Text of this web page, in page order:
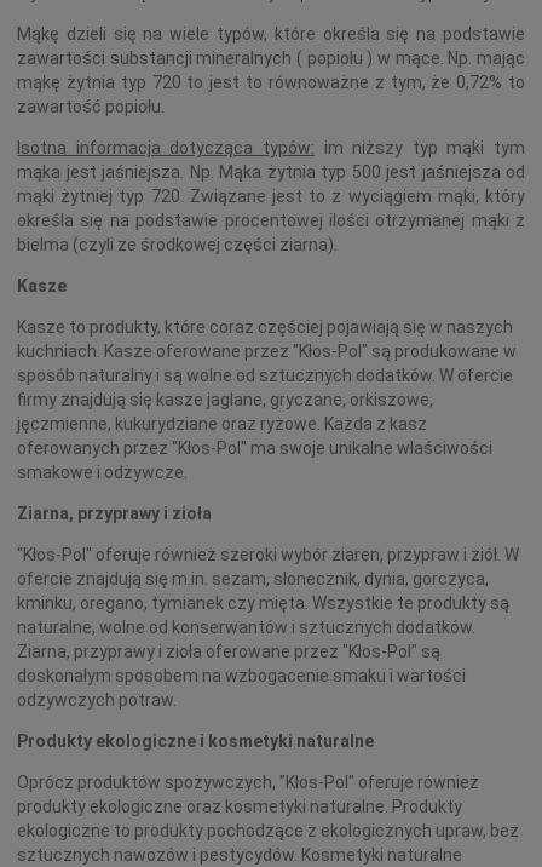
Mąkę dzieli się na wiele typów, które określa się na podstawie
zawartości substancji mineralnych ( popiołu ) w mące. Np. mając
mąkę żytnia typ 720 to jest to równoważne z tym, że 0,72% to
zawartość popiołu.
Isotna informacja dotycząca typów: im niższy typ mąki tym
mąka jest jaśniejsza. Np. Mąka żytnia typ 500 jest jaśniejsza od
mąki żytniej typ 720. Związane jest to z wyciągiem mąki, który
określa się na podstawie procentowej ilości otrzymanej mąki z
bielma (czyli ze środkowej części ziarna).
Kasze
Kasze to produkty, które coraz częściej pojawiają się w naszych
kuchniach. Kasze oferowane przez "Kłos-Pol" są produkowane w
sposób naturalny i są wolne od sztucznych dodatków. W ofercie
firmy znajdują się kasze jaglane, gryczane, orkiszowe,
jęczmienne, kukurydziane oraz ryżowe. Każda z kasz
oferowanych przez "Kłos-Pol" ma swoje unikalne właściwości
smakowe i odżywcze.
Ziarna, przyprawy i zioła
"Kłos-Pol" oferuje również szeroki wybór ziaren, przypraw i ziół. W
ofercie znajdują się m.in. sezam, słonecznik, dynia, gorczyca,
kminku, oregano, tymianek czy mięta. Wszystkie te produkty są
naturalne, wolne od konserwantów i sztucznych dodatków.
Ziarna, przyprawy i zioła oferowane przez "Kłos-Pol" są
doskonałym sposobem na wzbogacenie smaku i wartości
odżywczych potraw.
Produkty ekologiczne i kosmetyki naturalne
Oprócz produktów spożywczych, "Kłos-Pol" oferuje również
produkty ekologiczne oraz kosmetyki naturalne. Produkty
ekologiczne to produkty pochodzące z ekologicznych upraw, bez
sztucznych nawozów i pestycydów. Kosmetyki naturalne